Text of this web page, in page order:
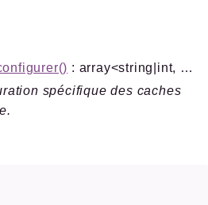
: array<string|int, mixed>
spécifique des caches